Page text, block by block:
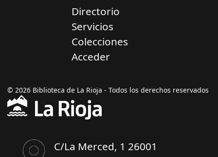
Directorio
Servicios
Colecciones
Acceder
© 2026 Biblioteca de La Rioja - Todos los derechos reservados
C/La Merced, 1 26001